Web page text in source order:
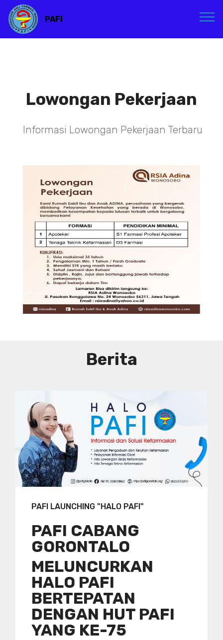
PAFI
Lowongan Pekerjaan
Informasi Lowongan Pekerjaan Terbaru
TENAGA TEKNIS
KEFARMASIAN DI RSIA ADINA
WONOSOBO
DIBUTUHKAN SEGERA TENAGA TEKNIS
KEFARMASIAN DI RUMAH SAKIT IBU
DAN ANAK ADINA WONOSOBO
SYARAT DAN KETENTUAN LIHAT
BROSUR
Berita
PAFI LAUNCHING "HALO PAFI"
PAFI CABANG
GORONTALO
MELUNCURKAN
HALO PAFI
BERTEPATAN
DENGAN HUT PAFI
YANG KE-75